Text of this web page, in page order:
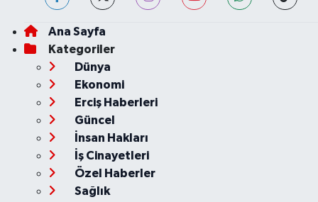
Ana Sayfa
Kategoriler
Dünya
Ekonomi
Erciş Haberleri
Güncel
İnsan Hakları
İş Cinayetleri
Özel Haberler
Sağlık